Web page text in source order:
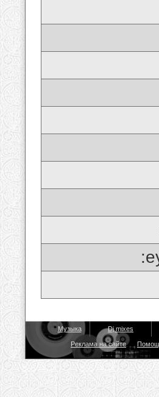
Музыка Dj mixes
Реклама на сайте